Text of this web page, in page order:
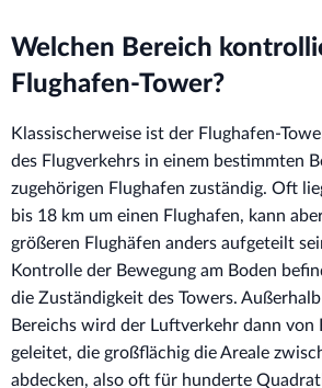
Welchen Bereich
Flughafen-Tower?
Klassischerweise ist der Flughafen-
des Flugverkehrs in einem bestimmten
zugehörigen Flughafen zuständig. Oft
bis 18 km um einen Flughafen, kann
größeren Flughäfen anders aufgeteilt
Kontrolle der Bewegung am Boden
die Zuständigkeit des Towers.
Bereichs wird der Luftverkehr dann von
geleitet, die großflächig die Areale
abdecken, also oft für hunderte